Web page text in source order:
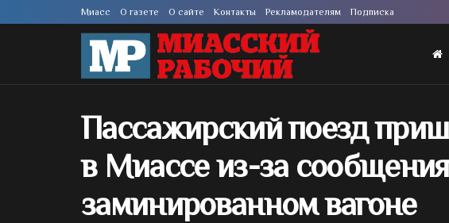
Миасс О газете О сайте Контакты Рекламодателям Подписка
Пассажирский поезд
в Миассе из-за
заминированном вагоне